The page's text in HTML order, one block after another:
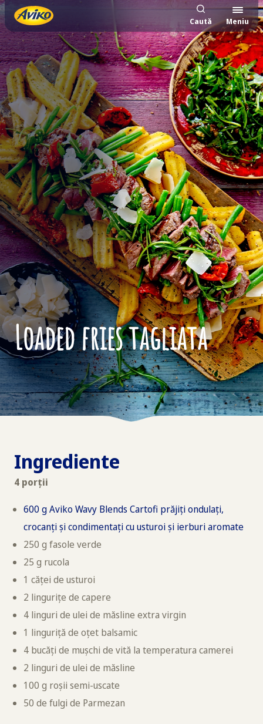
Caută Meniu
Loaded fries tagliata
Ingrediente
4 porții
600 g Aviko Wavy Blends Cartofi prăjiți ondulați,
crocanți și condimentați cu usturoi și ierburi aromate
250 g fasole verde
25 g rucola
1 căței de usturoi
2 lingurițe de capere
4 linguri de ulei de măsline extra virgin
1 linguriță de oțet balsamic
4 bucăți de mușchi de vită la temperatura camerei
2 linguri de ulei de măsline
100 g roșii semi-uscate
50 de fulgi de Parmezan